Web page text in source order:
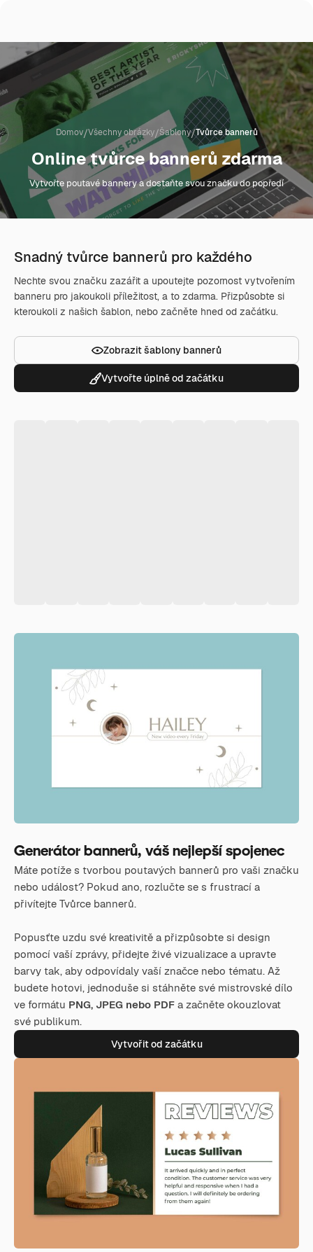
Domov/Všechny obrázky/Šablony/Tvůrce bannerů
Online tvůrce bannerů zdarma
Vytvořte poutavé bannery a dostaňte svou značku do popředí
Snadný tvůrce bannerů pro každého
Nechte svou značku zazářit a upoutejte pozornost vytvořením
banneru pro jakoukoli příležitost, a to zdarma. Přizpůsobte si
kteroukoli z našich šablon, nebo začněte hned od začátku.
Zobrazit šablony bannerů
Vytvořte úplně od začátku
Generátor bannerů, váš nejlepší spojenec
Máte potíže s tvorbou poutavých bannerů pro vaši značku
nebo událost? Pokud ano, rozlučte se s frustrací a
přivítejte Tvůrce bannerů.
Popusťte uzdu své kreativitě a přizpůsobte si design
pomocí vaší zprávy, přidejte živé vizualizace a upravte
barvy tak, aby odpovídaly vaší značce nebo tématu. Až
budete hotovi, jednoduše si stáhněte své mistrovské dílo
ve formátu PNG, JPEG nebo PDF a začněte okouzlovat
své publikum.
Vytvořit od začátku